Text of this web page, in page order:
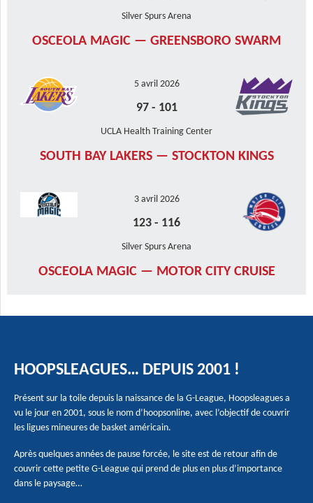
Silver Spurs Arena
OSCEOLA MAGIC — GREENSBORO SWARM
5 avril 2026
97- 101
UCLA Health Training Center
SOUTH BAY LAKERS — STOCKTON KINGS
3 avril 2026
123 - 116
Silver Spurs Arena
OSCEOLA MAGIC — MOTOR CITY CRUISE
HOOPSLEAGUES… DEPUIS 2001 !
Présent sur la toile depuis la naissance de la G-League, Hoopsleagues a
vu le jour en 2001, sous le nom d’hoopsonline, avec l’objectif de couvrir
les ligues mineures de basket américain.
Après quelques années de pause forcée, le site est de retour afin de
couvrir cette petite G-League qui prend de plus en plus d’importance
dans le paysage…